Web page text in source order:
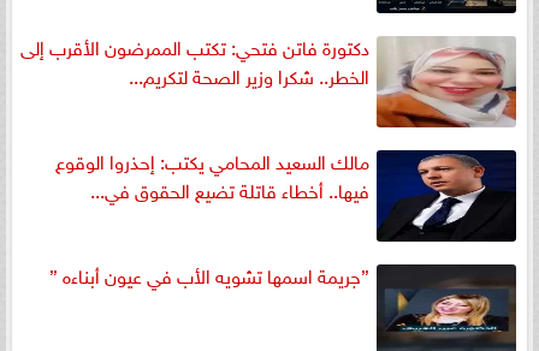
دكتورة فاتن فتحي: تكتب الممرضون الأقرب إلى
الخطر.. شكرا وزير الصحة لتكريم...
مالك السعيد المحامي يكتب: إحذروا الوقوع
فيها.. أخطاء قاتلة تضيع الحقوق في...
”جريمة اسمها تشويه الأب في عيون أبناءه ”